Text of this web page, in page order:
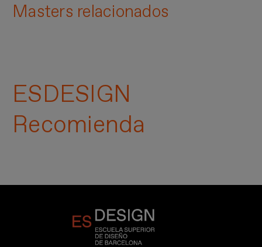
Masters relacionados
ESDESIGN
Recomienda